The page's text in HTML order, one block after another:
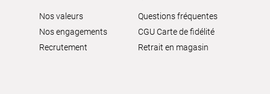
Nos valeurs
Nos engagements
Recrutement
Questions fréquentes
CGU Carte de fidélité
Retrait en magasin